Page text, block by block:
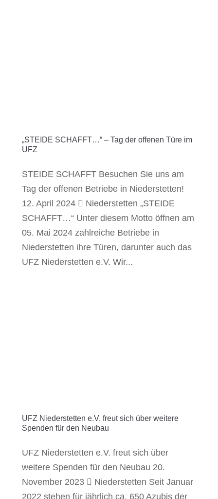
„STEIDE SCHAFFT…“ – Tag der offenen Türe im
UFZ
STEIDE SCHAFFT Besuchen Sie uns am
Tag der offenen Betriebe in Niederstetten!
12. April 2024  Niederstetten „STEIDE
SCHAFFT…“ Unter diesem Motto öffnen am
05. Mai 2024 zahlreiche Betriebe in
Niederstetten ihre Türen, darunter auch das
UFZ Niederstetten e.V. Wir...
UFZ Niederstetten e.V. freut sich über weitere
Spenden für den Neubau
UFZ Niederstetten e.V. freut sich über
weitere Spenden für den Neubau 20.
November 2023  Niederstetten Seit Januar
2022 stehen für jährlich ca. 650 Azubis der